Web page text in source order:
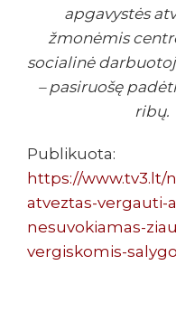
apgavystės
žmonėmis
socialinė
– pasiruošę
ribų.
https://www.tv3.lt/
atveztas-vergauti-
nesuvokiamas-
vergiskomis-